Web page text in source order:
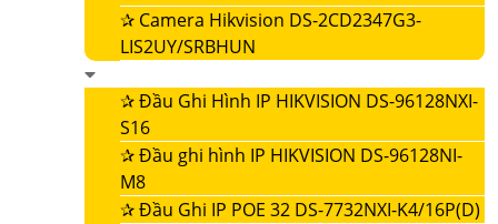
✰ Camera Hikvision DS-2CD2347G3-
LIS2UY/SRBHUN
✰Đầu Ghi Hình IP HIKVISION DS-96128NXI-
S16
✰Đầu ghi hình IP HIKVISION DS-96128NI-
M8
✰Đầu Ghi IP POE 32 DS-7732NXI-K4/16P(D)